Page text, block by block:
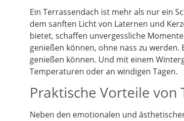
Ein Terrassendach ist mehr als nur ein
dem sanften Licht von Laternen und
bietet, schaffen unvergessliche
genießen können, ohne nass zu
genießen können. Und mit einem
Temperaturen oder an windigen Tagen.
Praktische Vorteile von
Neben den emotionalen und